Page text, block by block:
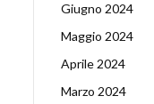
Giugno 2024
Maggio 2024
Aprile 2024
Marzo 2024